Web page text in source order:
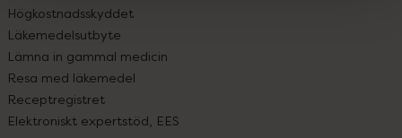
Högkostnadsskyddet
Läkemedelsutbyte
Lämna in gammal medicin
Resa med läkemedel
Receptregistret
Elektroniskt expertstöd, EES